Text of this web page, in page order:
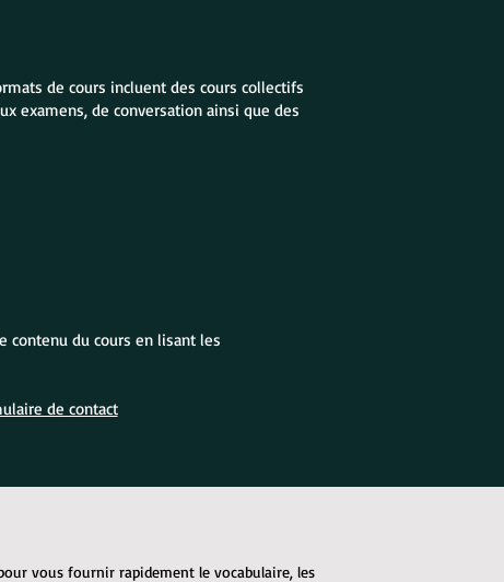
de cours incluent des cours collectifs
examens, de conversation ainsi que des
contenu du cours en lisant les
de contact
vous fournir rapidement le vocabulaire, les